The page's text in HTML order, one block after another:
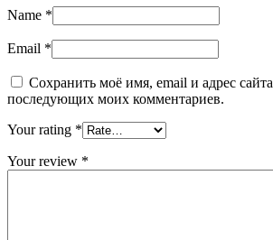
Name *
Email *
Сохранить моё имя, email и адрес
последующих моих комментариев.
Your rating *
Your review *